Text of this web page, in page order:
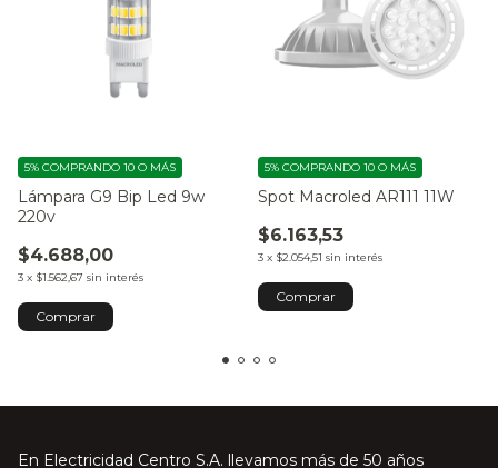
Lámpara G9 Bip Led 9w
220v
$4.688,00
3 x $1.562,67 sin interés
5% COMPRANDO 10 O MÁS
Comprar
Spot Macroled AR111 11W
$6.163,53
3 x $2.054,51 sin interés
5% COMPRANDO 10 O MÁS
Comprar
En Electricidad Centro S.A. llevamos más de 50 años